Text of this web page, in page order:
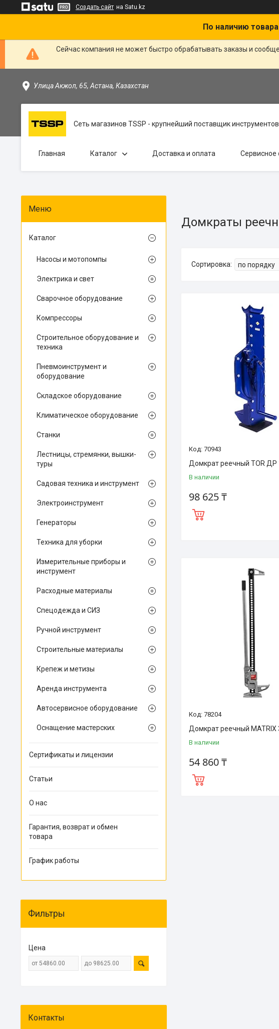
Создать сайт на Satu.kz
По наличию
Сейчас компания не может быстро обрабатывать заказы и
Улица Акжол, 65, Астана, Казахстан
Сеть магазинов TSSP - крупнейший поставщик
Главная Каталог Доставка и оплата Сервисное
Домкраты
70943
Домкрат реечный TOR ДР
В наличии
98 625 ₸
78204
Домкрат реечный MATRIX
В наличии
54 860 ₸
Каталог
Насосы и мотопомпы
Электрика и свет
Сварочное оборудование
Компрессоры
Строительное оборудование и
техника
Пневмоинструмент и
оборудование
Складское оборудование
Климатическое оборудование
Станки
Лестницы, стремянки, вышки-
туры
Садовая техника и инструмент
Электроинструмент
Генераторы
Техника для уборки
Измерительные приборы и
инструмент
Расходные материалы
Спецодежда и СИЗ
Ручной инструмент
Строительные материалы
Крепеж и метизы
Аренда инструмента
Автосервисное оборудование
Оснащение мастерских
Сертификаты и лицензии
Статьи
О нас
Гарантия, возврат и обмен
товара
График работы
Фильтры
Цена